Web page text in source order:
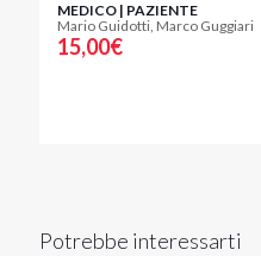
MEDICO | PAZIENTE
Mario Guidotti, Marco Guggiari
15,00€
Potrebbe interessarti